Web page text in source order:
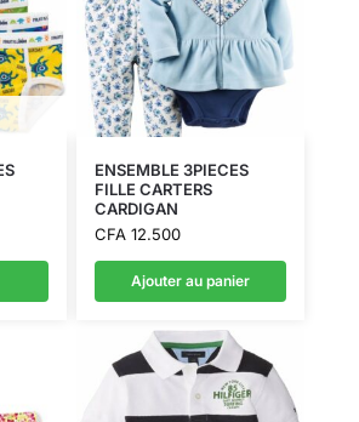
ENSEMBLE 3PIECES
FILLE CARTERS
CARDIGAN
CFA12.500
Ajouter au panier